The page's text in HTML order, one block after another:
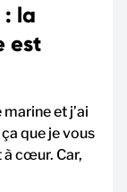
: la
est
et j’ai
que je vous
cœur. Car,